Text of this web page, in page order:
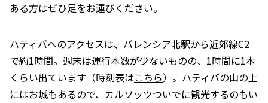
ある方はぜひ足をお運びください。
ハティバへのアクセスは、バレンシア北駅から近郊線C2
で約1時間。週末は運行本数が少ないものの、1時間に1本
くらい出ています（時刻表はこちら）。ハティバの山の上
にはお城もあるので、カルソッツついでに観光するのもい